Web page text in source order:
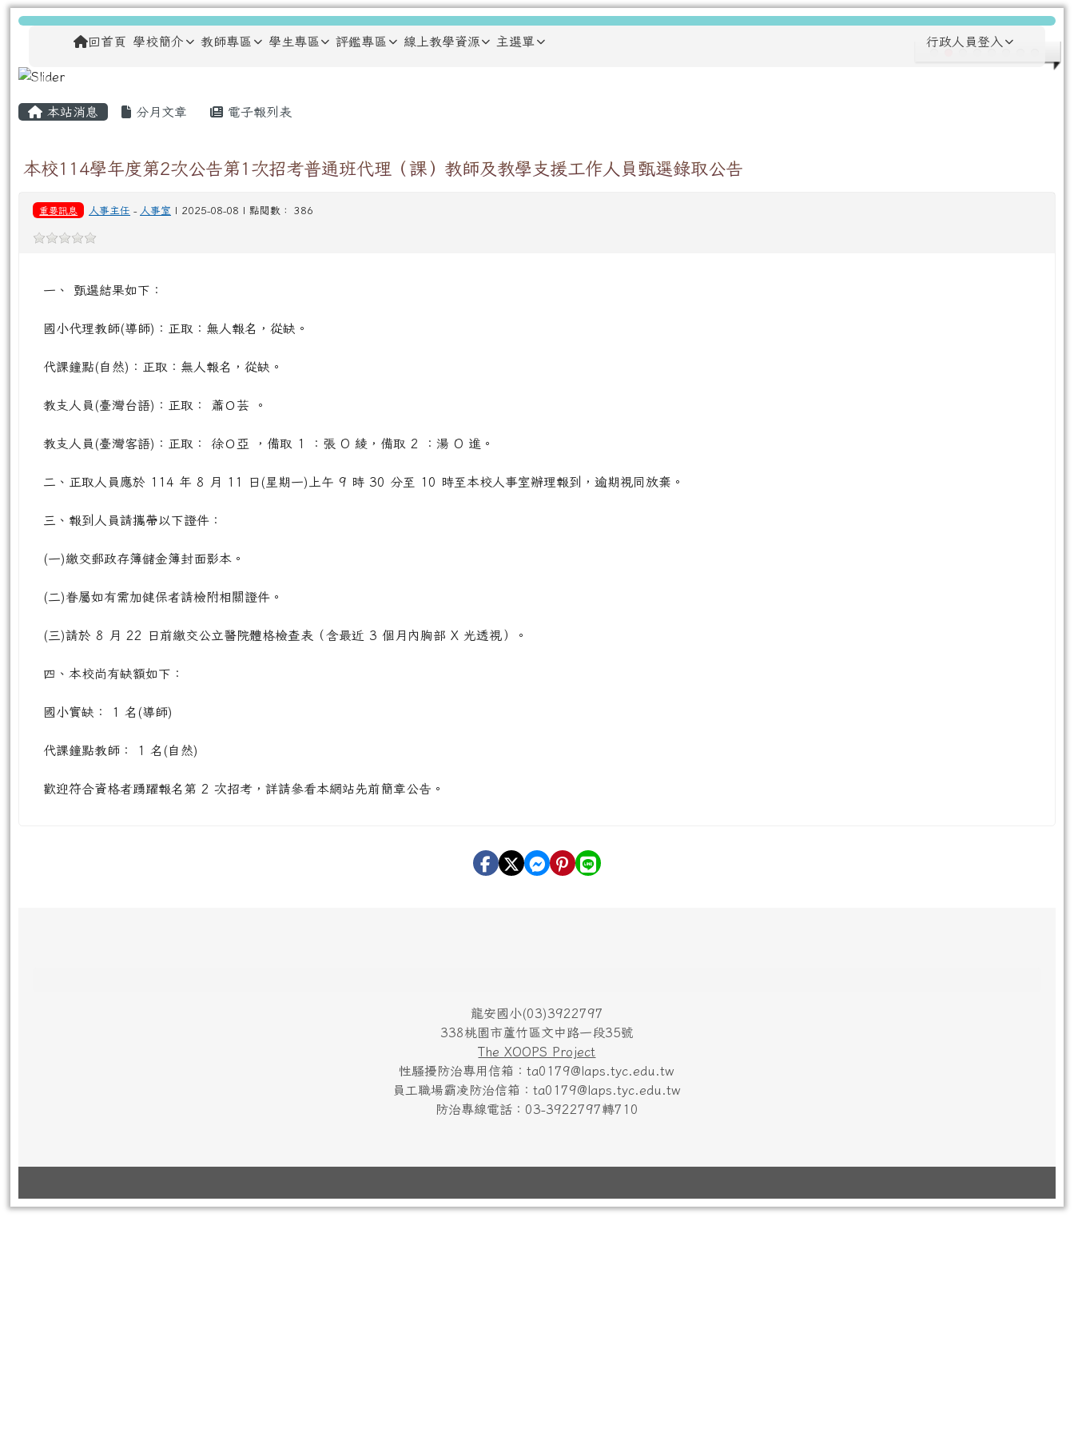
跳至主內容區
龍安國民小學
導覽列回首頁 學校簡介 教師專區 學生專區 評鑑專區 線上教學資源 主選單 行政人員登入
主內容區域
本站消息 分月文章 電子報列表
本校114學年度第2次公告第1次招考普通班代理（課）教師及教學支援工作人員甄選錄取公告
重要訊息 人事主任 - 人事室 | 2025-08-08 | 點閱數： 386
一、 甄選結果如下：
國小代理教師(導師)：正取：無人報名，從缺。
代課鐘點(自然)：正取：無人報名，從缺。
教支人員(臺灣台語)：正取： 蕭Ｏ芸 。
教支人員(臺灣客語)：正取： 徐Ｏ亞 ，備取 1 ：張 O 綾，備取 2 ：湯 O 進。
二、正取人員應於 114 年 8 月 11 日(星期一)上午 9 時 30 分至 10 時至本校人事室辦理報到，逾期視同放棄。
三、報到人員請攜帶以下證件：
(一)繳交郵政存簿儲金簿封面影本。
(二)眷屬如有需加健保者請檢附相關證件。
(三)請於 8 月 22 日前繳交公立醫院體格檢查表（含最近 3 個月內胸部 X 光透視）。
四、本校尚有缺額如下：
國小實缺： 1 名(導師)
代課鐘點教師： 1 名(自然)
歡迎符合資格者踴躍報名第 2 次招考，詳請參看本網站先前簡章公告。
頁尾區域
龍安國小(03)3922797
338桃園市蘆竹區文中路一段35號
The XOOPS Project
性騷擾防治專用信箱：ta0179@laps.tyc.edu.tw
員工職場霸凌防治信箱：ta0179@laps.tyc.edu.tw
防治專線電話：03-3922797轉710